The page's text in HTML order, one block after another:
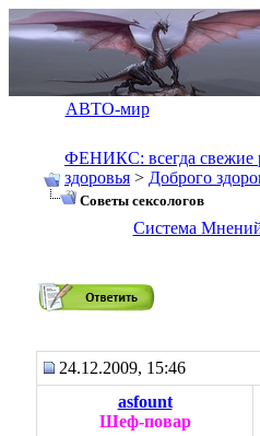
АВТО-мир
ФЕНИКС: всегда свежие
здоровья > Доброго
Советы сексологов
Система
24.12.2009, 15:46
asfount
Шеф-повар